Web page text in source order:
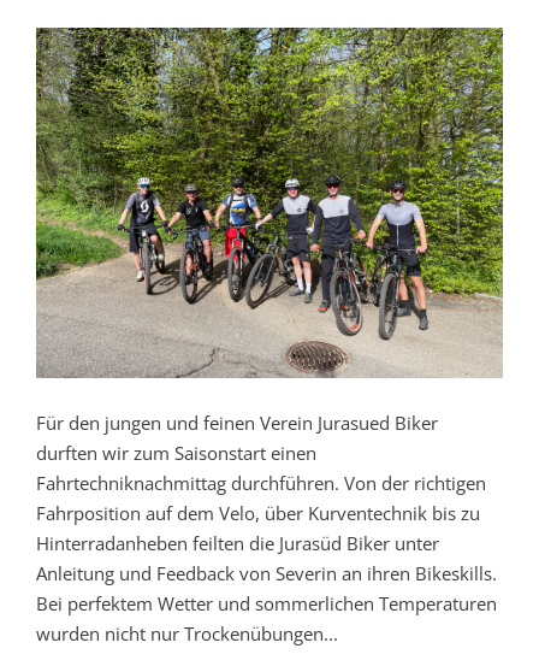
Für den jungen und feinen Verein Jurasued Biker
durften wir zum Saisonstart einen
Fahrtechniknachmittag durchführen. Von der richtigen
Fahrposition auf dem Velo, über Kurventechnik bis zu
Hinterradanheben feilten die Jurasüd Biker unter
Anleitung und Feedback von Severin an ihren Bikeskills.
Bei perfektem Wetter und sommerlichen Temperaturen
wurden nicht nur Trockenübungen...